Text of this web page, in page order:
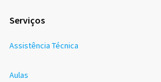
Serviços
Assistência Técnica
Aulas